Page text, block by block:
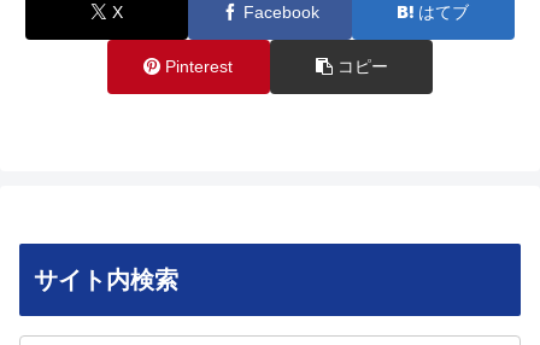
X Facebook はてブ
Pinterest コピー
サイト内検索